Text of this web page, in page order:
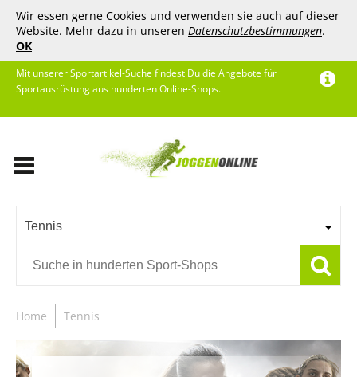
Wir essen gerne Cookies und verwenden sie auch auf dieser
Website. Mehr dazu in unseren Datenschutzbestimmungen.
OK
Mit unserer Sportartikel-Suche findest Du die Angebote für
Sportausrüstung aus hunderten Online-Shops.
Tennis
Home Tennis